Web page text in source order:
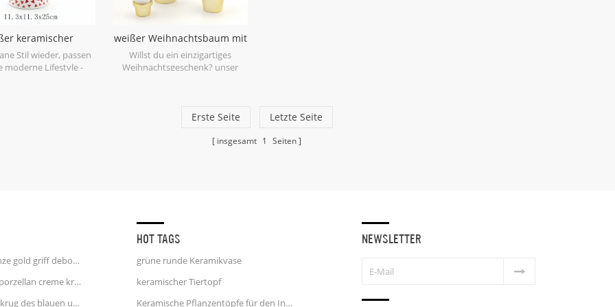
keramischer
blau und
rot
Stil wieder, passen
moderne Lifestyle -
weißer Weihnachtsbaum mit
blauen Linien und Goldbasis
Willst du ein einzigartiges
Weihnachtsgeschenk? unser
Erste Seite Letzte Seite
insgesamt 1 Seiten
einhorn kaffeetasse 25 unze gold griff debossed finish
weiße und blaue streifen porzellan creme krug wasserkrug
weißer keramischer Milchkrug des blauen und rosa Tupfens
HOT TAGS
grüne runde Keramikvase
keramischer Tiertopf
Keramische Pflanzentöpfe für den Innenbereich
NEWSLETTER